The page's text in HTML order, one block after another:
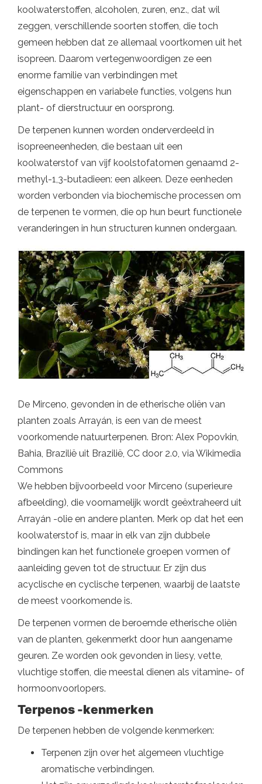
koolwaterstoffen, alcoholen, zuren, enz., dat wil
zeggen, verschillende soorten stoffen, die toch
gemeen hebben dat ze allemaal voortkomen uit het
isopreen. Daarom vertegenwoordigen ze een
enorme familie van verbindingen met
eigenschappen en variabele functies, volgens hun
plant- of dierstructuur en oorsprong.
De terpenen kunnen worden onderverdeeld in
isopreeneenheden, die bestaan ​​uit een
koolwaterstof van vijf koolstofatomen genaamd 2-
methyl-1,3-butadieen: een alkeen. Deze eenheden
worden verbonden via biochemische processen om
de terpenen te vormen, die op hun beurt functionele
veranderingen in hun structuren kunnen ondergaan.
De Mirceno, gevonden in de etherische oliën van
planten zoals Arrayán, is een van de meest
voorkomende natuurterpenen. Bron: Alex Popovkin,
Bahia, Brazilië uit Brazilië, CC door 2.0, via Wikimedia
Commons
We hebben bijvoorbeeld voor Mirceno (superieure
afbeelding), die voornamelijk wordt geëxtraheerd uit
Arrayán -olie en andere planten. Merk op dat het een
koolwaterstof is, maar in elk van zijn dubbele
bindingen kan het functionele groepen vormen of
aanleiding geven tot de structuur. Er zijn dus
acyclische en cyclische terpenen, waarbij de laatste
de meest voorkomende is.
De terpenen vormen de beroemde etherische oliën
van de planten, gekenmerkt door hun aangename
geuren. Ze worden ook gevonden in liesy, vette,
vluchtige stoffen, die meestal dienen als vitamine- of
hormoonvoorlopers.
Terpenos -kenmerken
De terpenen hebben de volgende kenmerken:
Terpenen zijn over het algemeen vluchtige
aromatische verbindingen.